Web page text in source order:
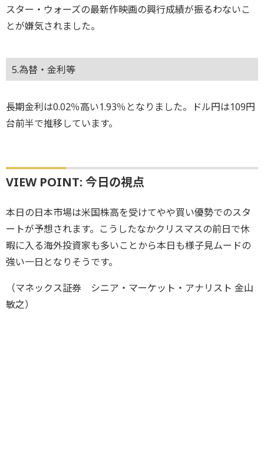
スター・ウォーズの最新作映画の興行成績が振るわないこ
とが嫌気されました。
5.為替・金利等
長期金利は0.02％高い1.93％となりました。ドル円は109円
台前半で推移しています。
VIEW POINT: 今日の視点
本日の日本市場は米国株高を受けてやや買い優勢でのスタ
ートが予想されます。こうしたなかクリスマスの前日で休
暇に入る海外投資家も多いことから本日も様子見ムードの
強い一日となりそうです。
（マネックス証券 シニア・マーケット・アナリスト 金山
敏之）